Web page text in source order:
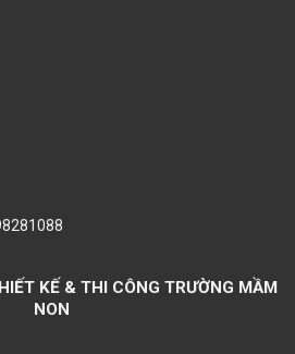
KẾ & THI CÔNG TRƯỜNG MẦM
NON